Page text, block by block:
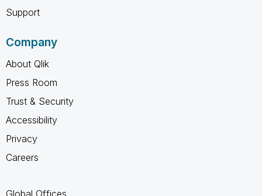
Support
Company
About Qlik
Press Room
Trust & Security
Accessibility
Privacy
Careers
Global Offices